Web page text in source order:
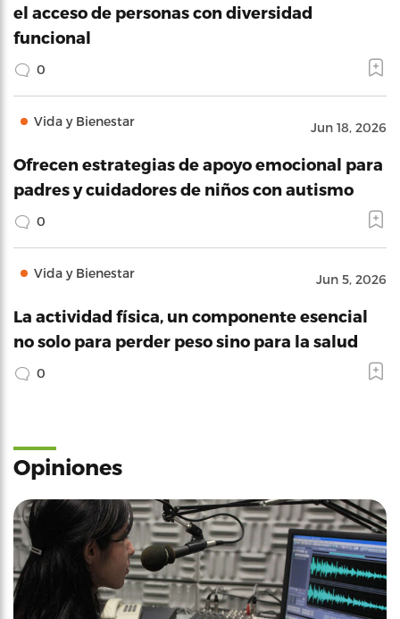
el acceso de personas con diversidad
funcional
0
Vida y Bienestar Jun 18, 2026
Ofrecen estrategias de apoyo emocional para
padres y cuidadores de niños con autismo
0
Vida y Bienestar Jun 5, 2026
La actividad física, un componente esencial
no solo para perder peso sino para la salud
0
Opiniones